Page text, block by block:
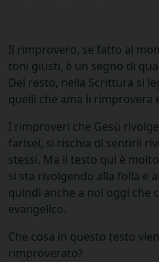
Il rimprovero, se fatto al
toni giusti, è un segno di
Del resto, nella Scrittura si
quelli che ama li rimprovera
I rimproveri che Gesù
farisei, si rischia di sentirli
stessi. Ma il testo qui è
si sta rivolgendo alla folla e
quindi anche a noi oggi che
evangelico.
Che cosa in questo testo
rimproverato?